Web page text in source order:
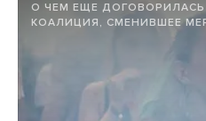
О ЧЕМ ЕЩЕ ДОГОВОРИЛАСЬ
КОАЛИЦИЯ, СМЕНИВШЕЕ